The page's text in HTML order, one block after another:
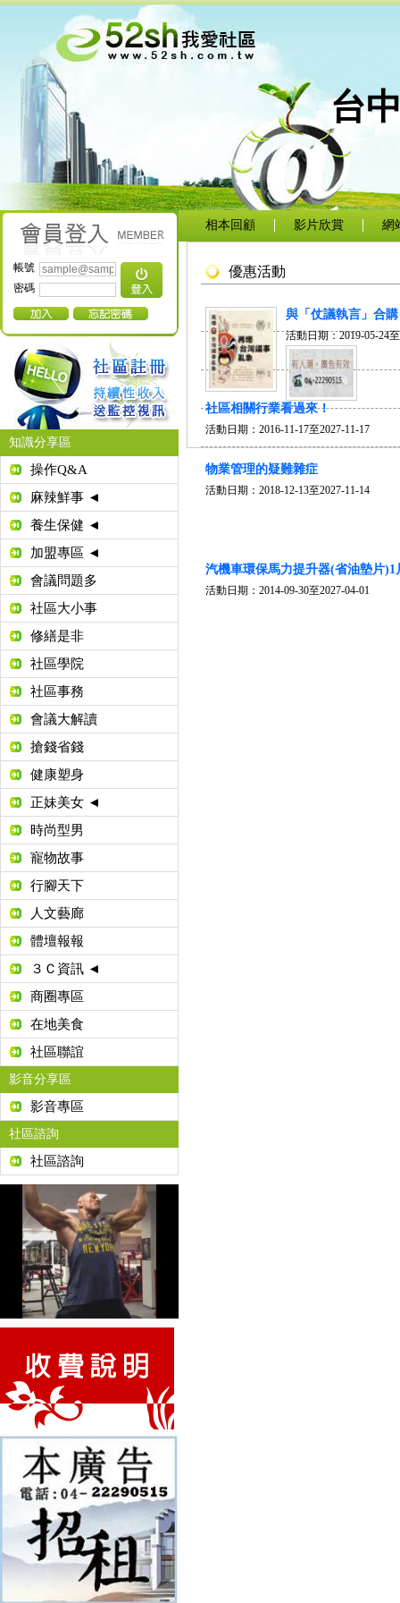
台
帳號
密碼
知識分享區
操作Q&A
麻辣鮮事 ◄
養生保健 ◄
加盟專區 ◄
會議問題多
社區大小事
修繕是非
社區學院
社區事務
會議大解讀
搶錢省錢
健康塑身
正妹美女 ◄
時尚型男
寵物故事
行腳天下
人文藝廊
體壇報報
３Ｃ資訊 ◄
商圈專區
在地美食
社區聯誼
影音分享區
影音專區
社區諮詢
社區諮詢
相本回顧 影片欣賞 網
優惠活動
與「仗議執言」合
活動日期：2019-05-24至
社區相關行業看過來！
活動日期： 2016-11-17至2027-11-17
物業管理的疑難雜症
活動日期： 2018-12-13至2027-11-14
汽機車環保馬力提升器(省油墊片)1
活動日期： 2014-09-30至2027-04-01